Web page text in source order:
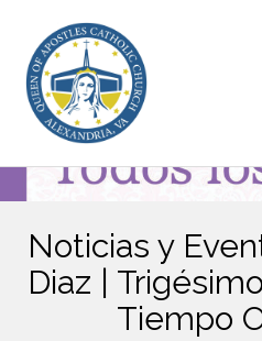
Noticias y
Diaz |
Tiempo